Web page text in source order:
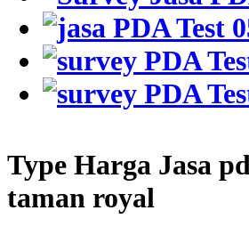
Type Harga Jasa
taman royal